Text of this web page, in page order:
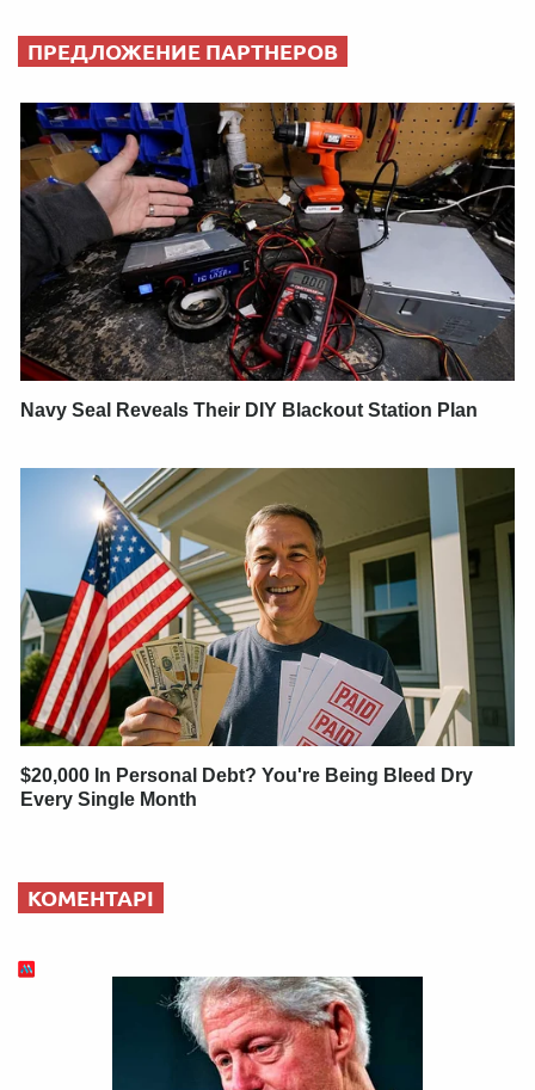
ПРЕДЛОЖЕНИЕ ПАРТНЕРОВ
Navy Seal Reveals Their DIY Blackout Station Plan
$20,000 In Personal Debt? You're Being Bleed Dry
Every Single Month
КОМЕНТАРІ